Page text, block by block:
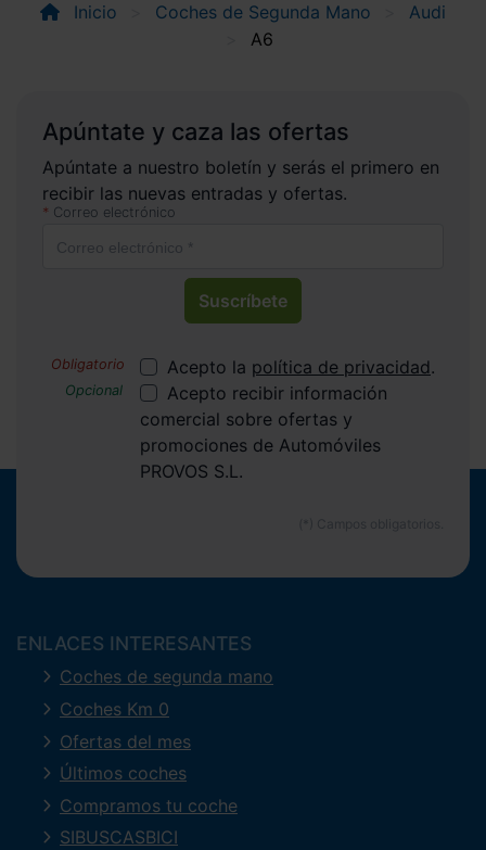
Inicio Coches de Segunda Mano
Audi
A6
Apúntate y caza las ofertas
Apúntate a nuestro boletín y serás el primero en
recibir las nuevas entradas y ofertas.
Correo electrónico
Suscríbete
Acepto la política de privacidad.
Acepto recibir información
comercial sobre ofertas y
promociones de Automóviles
PROVOS S.L.
ENLACES INTERESANTES
Coches de segunda mano
Coches Km 0
Ofertas del mes
Últimos coches
Compramos tu coche
SIBUSCASBICI